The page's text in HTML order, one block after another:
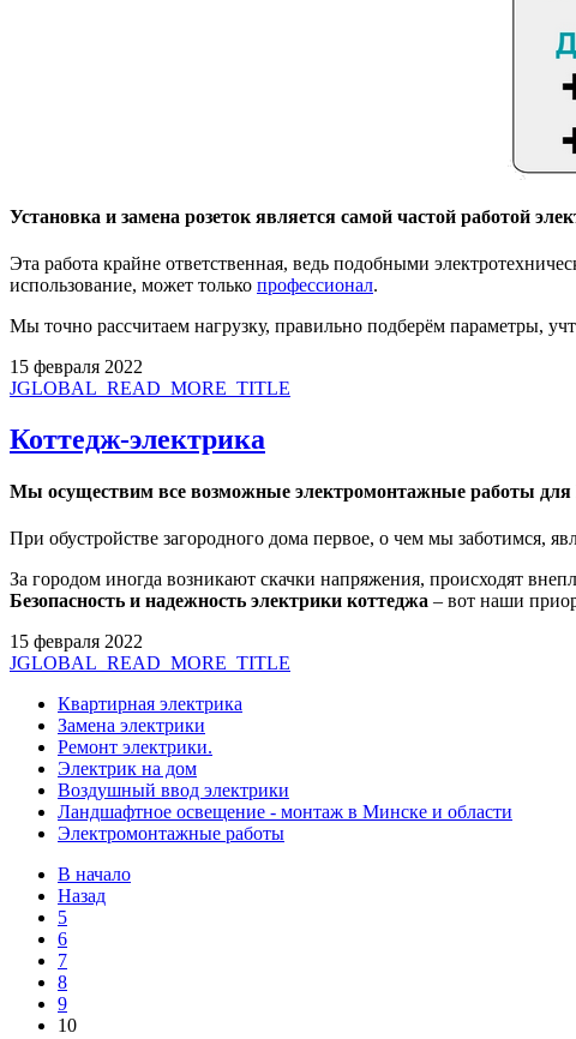
Установка и замена розеток является самой частой работой
Эта работа крайне ответственная, ведь подобными
использование, может только профессионал.
Мы точно рассчитаем нагрузку, правильно подберём параметры,
15 февраля 2022
JGLOBAL_READ_MORE_TITLE
Коттедж-электрика
Мы осуществим все возможные электромонтажные работы для
При обустройстве загородного дома первое, о чем мы заботимся,
За городом иногда возникают скачки напряжения, происходят
Безопасность и надежность электрики коттеджа – вот наши
15 февраля 2022
JGLOBAL_READ_MORE_TITLE
Квартирная электрика
Замена электрики
Ремонт электрики.
Электрик на дом
Воздушный ввод электрики
Ландшафтное освещение - монтаж в Минске и области
Электромонтажные работы
В начало
Назад
5
6
7
8
9
10